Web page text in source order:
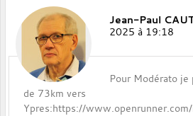
Jean-Paul
2025 à 19:18
Pour Modérato je
de 73km vers
Ypres:https://